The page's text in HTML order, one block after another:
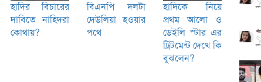
হাদির বিচারের
দাবিতে নাহিদরা
কোথায়?
বিএনপি দলটা
দেউলিয়া হওয়ার
পথে
হাদিকে নিয়ে
প্রথম আলো ও
ডেইলি স্টার এর
ট্রিটমেন্ট দেখে কি
বুঝলেন?